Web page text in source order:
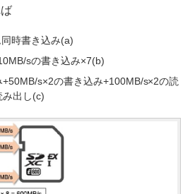
時書き込み(a)
sの書き込み×7(b)
s×2の書き込み+100MB/s×2の読
出し(c)